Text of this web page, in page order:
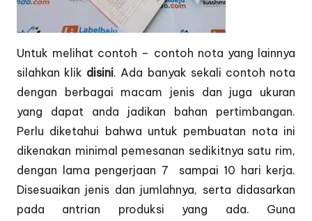
Untuk melihat contoh – contoh nota yang lainnya
silahkan klik disini. Ada banyak sekali contoh nota
dengan berbagai macam jenis dan juga ukuran
yang dapat anda jadikan bahan pertimbangan.
Perlu diketahui bahwa untuk pembuatan nota ini
dikenakan minimal pemesanan sedikitnya satu rim,
dengan lama pengerjaan 7 sampai 10 hari kerja.
Disesuaikan jenis dan jumlahnya, serta didasarkan
pada antrian produksi yang ada. Guna